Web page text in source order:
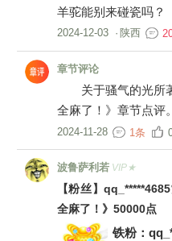
羊驼能别来碰瓷吗？
2024-12-03 · 陕西
章节评论
关于骚气的光所著
全麻了！》章节点评。
2024-11-28 1条
波鲁萨利若 VIP★
【粉丝】
全麻了！》50000点
铁粉：